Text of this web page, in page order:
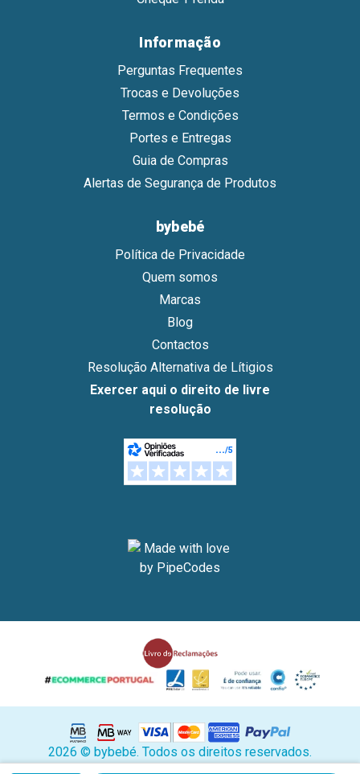
Informação
Perguntas Frequentes
Trocas e Devoluções
Termos e Condições
Portes e Entregas
Guia de Compras
Alertas de Segurança de Produtos
bybebé
Política de Privacidade
Quem somos
Marcas
Blog
Contactos
Resolução Alternativa de Lítigios
Exercer aqui o direito de livre
resolução
2026 © bybebé. Todos os direitos reservados.